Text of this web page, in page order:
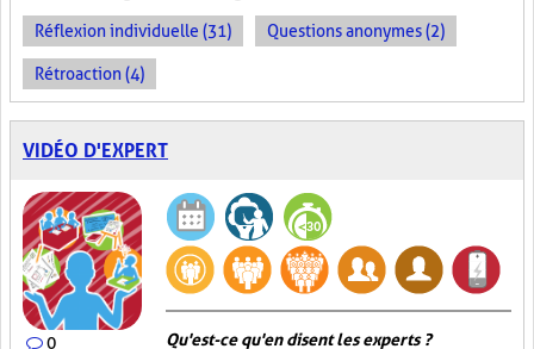
Réflexion individuelle (31) Questions anonymes (2)
Rétroaction (4)
VIDÉO D'EXPERT
0 Qu'est-ce qu'en disent les experts ?